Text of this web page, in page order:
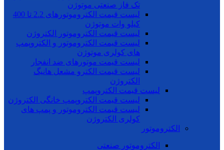
تک فاز صنعتی موتوژن
لیست قیمت الکتروموتورهای 2.2 تا 400
کیلو وات موتوژن
لیست قیمت الکتروموتور الکتروژن
لیست قیمت الکتروموتور و الکتروپمپ
های کولری موتوژن
لیست قیمت موتورهای ضد انفجار
لیست قیمت الکترو مشعل هانیگ
الکتروژن
لیست قیمت الکتروپمپ
لیست قیمت الکتروپمپ خانگی الکتروژن
لیست قیمت الکتروموتور و پمپ های
کولری الکتروژن
الکتروموتور
الکتروموتور صنعتی